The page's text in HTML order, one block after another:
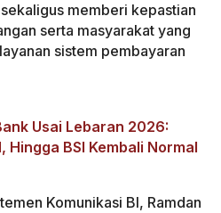
memberi kepastian
serta masyarakat yang
sistem pembayaran
Usai Lebaran 2026:
Hingga BSI Kembali Normal
Komunikasi BI, Ramdan